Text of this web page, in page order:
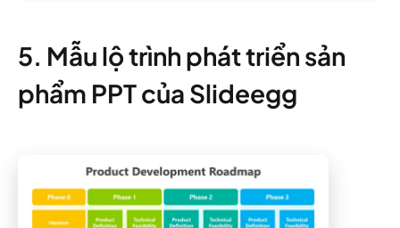
5. Mẫu lộ trình phát triển sản
phẩm PPT của Slideegg